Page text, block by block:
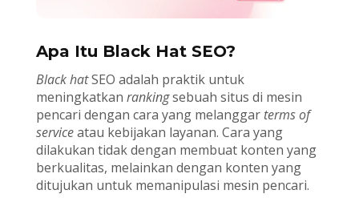
Apa Itu Black Hat SEO?
Black hatSEO adalah praktik untuk
meningkatkan rankingsebuah situs di mesin
pencari dengan cara yang melanggar terms of
serviceatau kebijakan layanan. Cara yang
dilakukan tidak dengan membuat konten yang
berkualitas, melainkan dengan konten yang
ditujukan untuk memanipulasi mesin pencari.